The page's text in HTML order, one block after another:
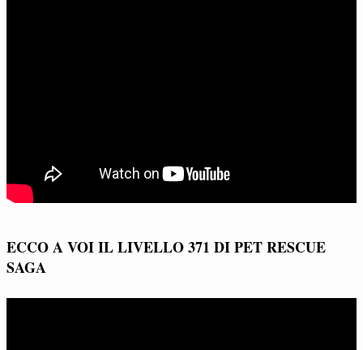
ECCO A VOI IL LIVELLO 371 DI PET RESCUE
SAGA